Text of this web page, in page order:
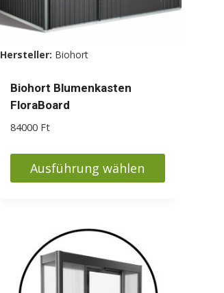
Hersteller: Biohort
Biohort Blumenkasten
FloraBoard
84000 Ft
Ausführung wählen
mehrere
Varianten
auf.